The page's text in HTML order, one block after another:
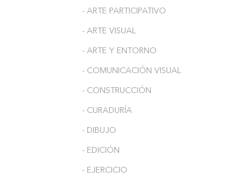
- ARTE PARTICIPATIVO
- ARTE VISUAL
- ARTE Y ENTORNO
- COMUNICACIÓN VISUAL
- CONSTRUCCIÓN
- CURADURÍA
- DIBUJO
- EDICIÓN
- EJERCICIO